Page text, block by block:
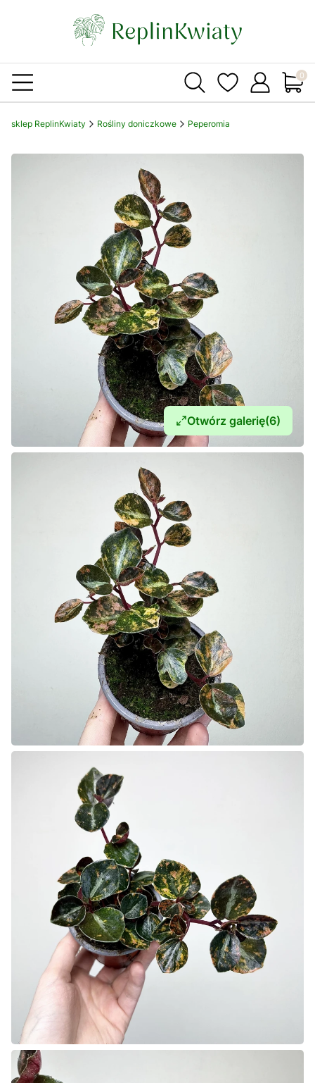
sklep ReplinKwiaty Rośliny doniczkowe Peperomia
Otwórz galerię(6)